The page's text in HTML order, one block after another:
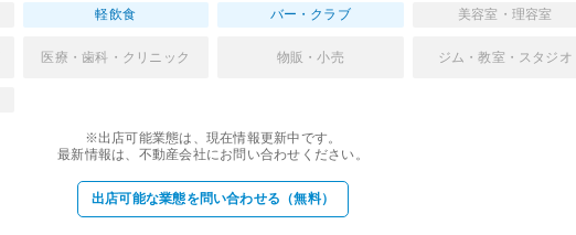
軽飲食 バー・クラブ 美容室・理容室
医療・歯科・クリニック 物販・小売 ジム・教室・スタジオ
※出店可能業態は、現在情報更新中です。
最新情報は、不動産会社にお問い合わせください。
出店可能な業態を問い合わせる（無料）